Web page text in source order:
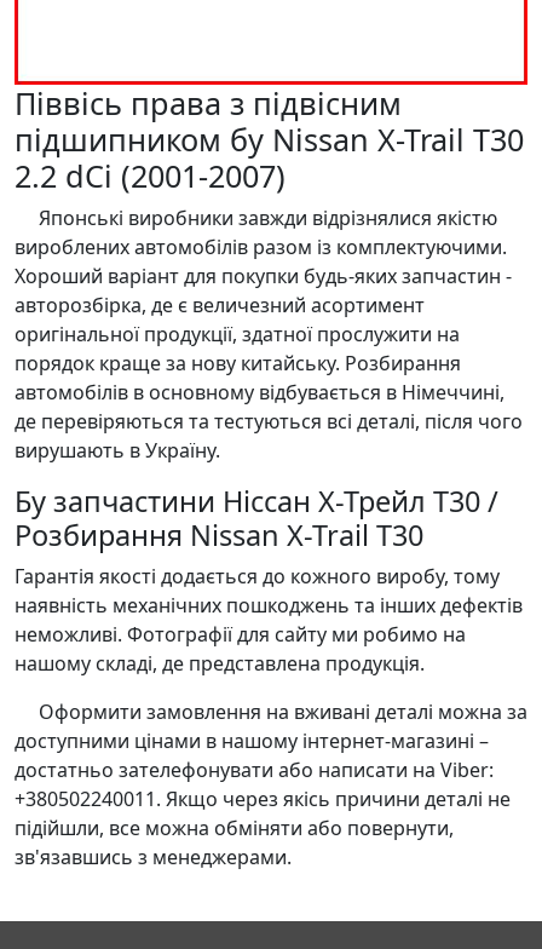
Піввісь права з підвісним
підшипником бу Nissan X-Trail T30
2.2 dCi (2001-2007)
Японські виробники завжди відрізнялися якістю
вироблених автомобілів разом із комплектуючими.
Хороший варіант для покупки будь-яких запчастин -
авторозбірка, де є величезний асортимент
оригінальної продукції, здатної прослужити на
порядок краще за нову китайську. Розбирання
автомобілів в основному відбувається в Німеччині,
де перевіряються та тестуються всі деталі, після чого
вирушають в Україну.
Бу запчастини Ніссан Х-Трейл Т30 /
Розбирання Nissan X-Trail T30
Гарантія якості додається до кожного виробу, тому
наявність механічних пошкоджень та інших дефектів
неможливі. Фотографії для сайту ми робимо на
нашому складі, де представлена продукція.
Оформити замовлення на вживані деталі можна за
доступними цінами в нашому інтернет-магазині –
достатньо зателефонувати або написати на Viber:
+380502240011. Якщо через якісь причини деталі не
підійшли, все можна обміняти або повернути,
зв'язавшись з менеджерами.